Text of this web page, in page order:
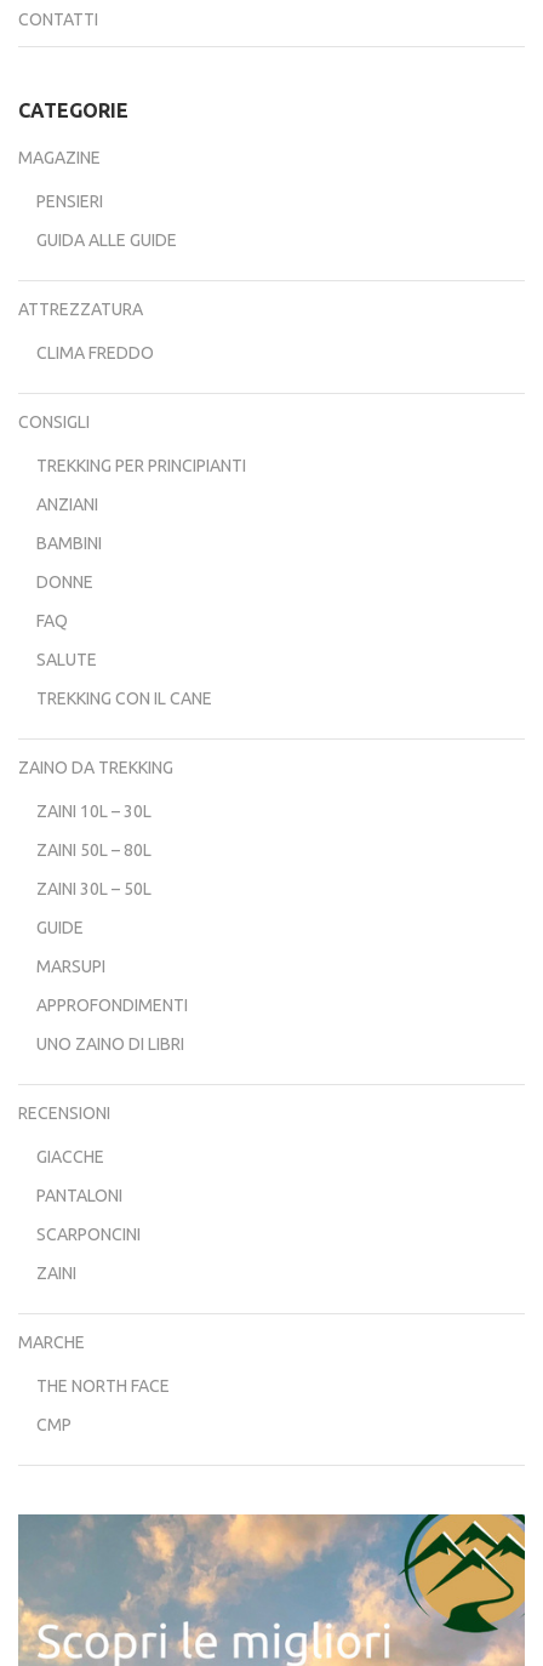
CONTATTI
CATEGORIE
MAGAZINE
PENSIERI
GUIDA ALLE GUIDE
ATTREZZATURA
CLIMA FREDDO
CONSIGLI
TREKKING PER PRINCIPIANTI
ANZIANI
BAMBINI
DONNE
FAQ
SALUTE
TREKKING CON IL CANE
ZAINO DA TREKKING
ZAINI 10L – 30L
ZAINI 50L – 80L
ZAINI 30L – 50L
GUIDE
MARSUPI
APPROFONDIMENTI
UNO ZAINO DI LIBRI
RECENSIONI
GIACCHE
PANTALONI
SCARPONCINI
ZAINI
MARCHE
THE NORTH FACE
CMP